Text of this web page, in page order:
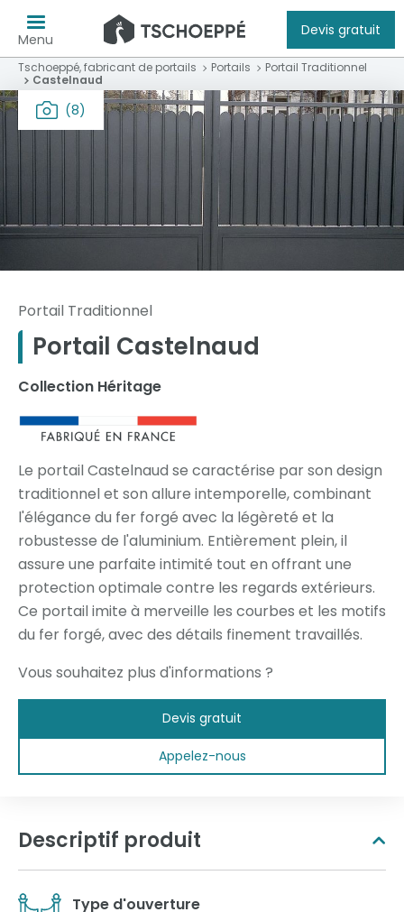
Menu
Devis gratuit
Tschoeppé, fabricant de portails Portails
Portail Traditionnel
Castelnaud
(8)
Portail Traditionnel
Portail Castelnaud
Collection Héritage
Le portail Castelnaud se caractérise par son design
traditionnel et son allure intemporelle, combinant
l'élégance du fer forgé avec la légèreté et la
robustesse de l'aluminium. Entièrement plein, il
assure une parfaite intimité tout en offrant une
protection optimale contre les regards extérieurs.
Ce portail imite à merveille les courbes et les motifs
du fer forgé, avec des détails finement travaillés.
Vous souhaitez plus d'informations ?
Devis gratuit
Appelez-nous
Descriptif produit
Type d'ouverture